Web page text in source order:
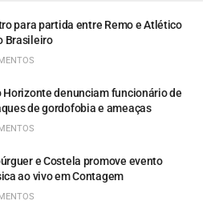
para partida entre Remo e Atlético
Brasileiro
Horizonte denunciam funcionário de
de gordofobia e ameaças
e Costela promove evento
ao vivo em Contagem